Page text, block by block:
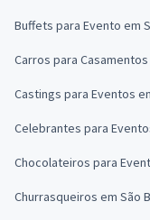
Buffets para Evento em
Carros para
Castings para Eventos
Celebrantes para
Chocolateiros para
Churrasqueiros em São